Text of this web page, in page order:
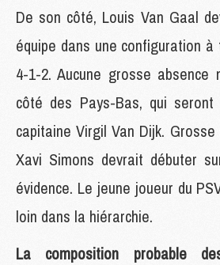
De son côté, Louis Van Gaal
équipe dans une configuration
4-1-2. Aucune grosse
côté des Pays-Bas, qui
capitaine Virgil Van Dijk.
Xavi Simons devrait débuter
évidence. Le jeune joueur du
loin dans la hiérarchie.
La composition probable